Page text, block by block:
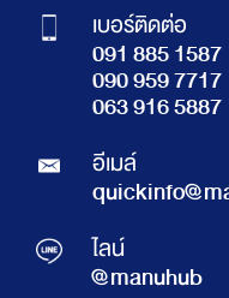
เบอร์ติดต่อ
091 885 1587
090 959 7717
063 916 5887
อีเมล์
ไลน์
@manuhub